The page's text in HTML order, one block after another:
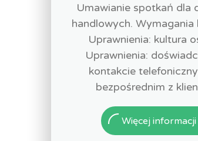
Umawianie spotkań dla
handlowych. Wymagania
Uprawnienia: kultura
Uprawnienia:
kontakcie
bezpośrednim z
Więcej informacji